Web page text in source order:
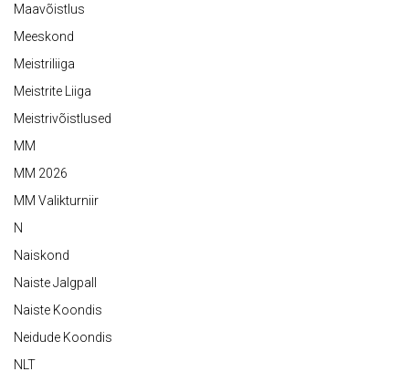
Maavõistlus
Meeskond
Meistriliiga
Meistrite Liiga
Meistrivõistlused
MM
MM 2026
MM Valikturniir
N
Naiskond
Naiste Jalgpall
Naiste Koondis
Neidude Koondis
NLT